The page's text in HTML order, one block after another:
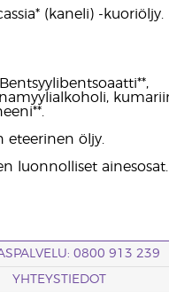
(kaneli) -kuoriöljy.
eteerinen öljy.
luonnolliset ainesosat.
0800 913 239
YHTEYSTIEDOT